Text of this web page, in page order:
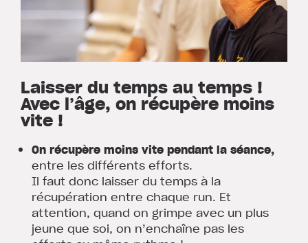
Laisser du temps au temps !
Avec l’âge, on récupère moins
vite !
On récupère moins vite pendant la séance,
entre les différents efforts.
Il faut donc laisser du temps à la
récupération entre chaque run. Et
attention, quand on grimpe avec un plus
jeune que soi, on n’enchaîne pas les